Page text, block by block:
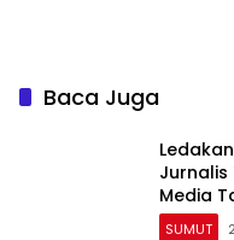
Baca Juga
Jurnalis
Media
SUMUT